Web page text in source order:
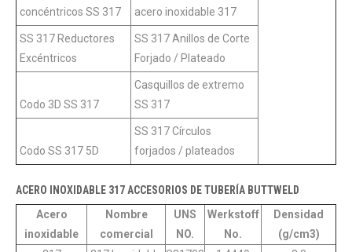
concéntricos SS 317
acero inoxidable 317
SS 317 Reductores
Excéntricos
SS 317 Anillos de Corte
Forjado / Plateado
Codo 3D SS 317
Casquillos de extremo
SS 317
Codo SS 317 5D
SS 317 Círculos
forjados / plateados
ACERO INOXIDABLE 317 ACCESORIOS DE TUBERÍA BUTTWELD
Acero
inoxidable
Nombre
comercial
UNS
NO.
Werkstoff
No.
Densidad
(g/cm3)